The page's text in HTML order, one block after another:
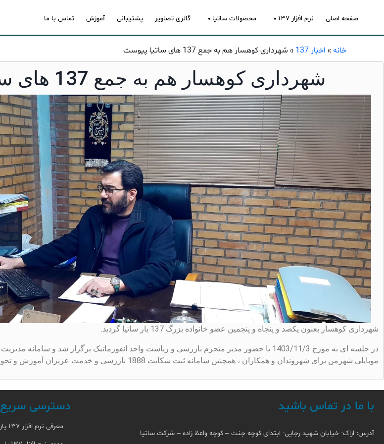
صفحه اصلی نرم افزار ۱۳۷ محصولات ساتیا گالری تصاویر پشتیبانی آموزش تماس با ما
خانه» اخبار 137 » شهرداری کوهسار هم به جمع 137 های ساتیا پیوست
شهرداری کوهسار هم به جمع 137 های ساتیا پیوست
شهرداری کوهسار بعنون یکصد و پنجاه و پنجمین عضو خانواده بزرگ 137 یار ساتیا گردید.
موبایلی شهرمن برای شهروندان و همکاران ، همچنین سامانه ثبت شکایت 1888 بازرسی و خدمت عزیزان آموزش و تحویل گردید.
با ما در تماس باشید
آدرس: اراک- خیابان شهید رجایی- ابتدای کوچه جنت – کوچه واعظ زاده – شرکت ساتیا
دسترسی سریع
معرفی نرم افزار ۱۳۷ یار